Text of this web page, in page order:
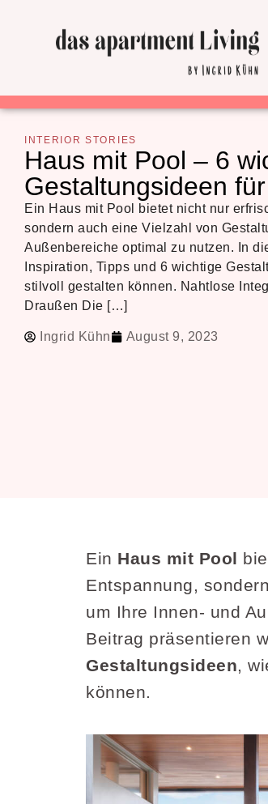
INTERIOR STORIES
Haus mit Pool – 6
Gestaltungsideen
Ein Haus mit Pool bietet nicht nur
sondern auch eine Vielzahl von
Außenbereiche optimal zu nutzen. In
Inspiration, Tipps und 6 wichtige
stilvoll gestalten können. Nahtlose
Draußen Die […]
Ingrid Kühn August 9, 2023
Ein Haus mit Pool
Entspannung,
um Ihre Innen- und
Beitrag präsentieren
Gestaltungsideen,
können.